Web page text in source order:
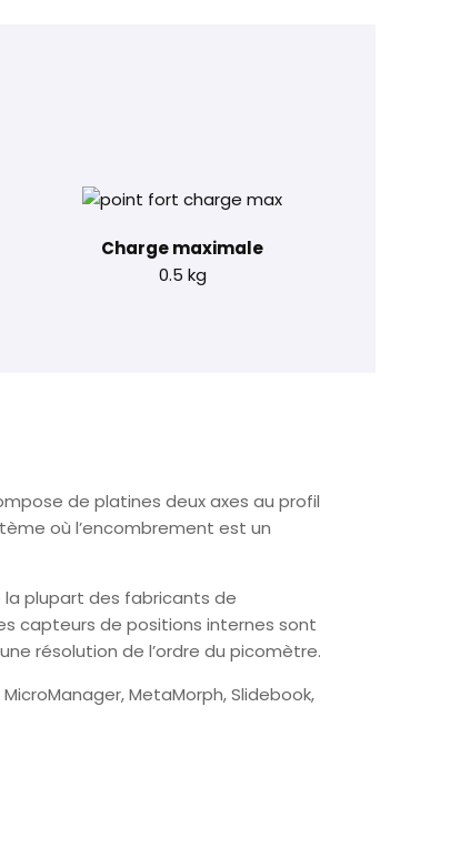
Charge maximale
0.5 kg
de platines deux axes au profil
où l’encombrement est un
la plupart des fabricants de
capteurs de positions internes sont
résolution de l’ordre du picomètre.
MetaMorph, Slidebook,